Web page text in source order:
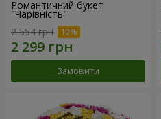
Романтичний букет
"Чарівність"
2 554 грн
Замовити